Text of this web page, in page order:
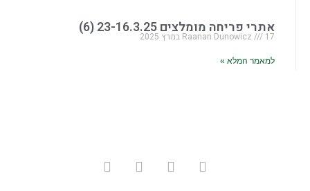
אתרי פריחה מומלצים 23-16.3.25 (6)
Raanan Dunowicz 17 במרץ 2025
למאמר המלא »